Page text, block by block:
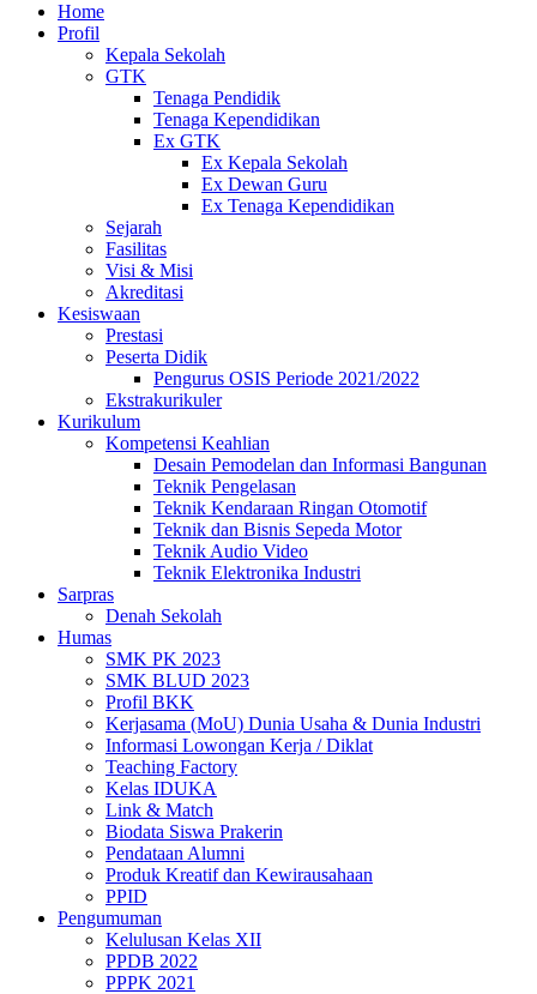
Home
Profil
Kepala Sekolah
GTK
Tenaga Pendidik
Tenaga Kependidikan
Ex GTK
Ex Kepala Sekolah
Ex Dewan Guru
Ex Tenaga Kependidikan
Sejarah
Fasilitas
Visi & Misi
Akreditasi
Kesiswaan
Prestasi
Peserta Didik
Pengurus OSIS Periode 2021/2022
Ekstrakurikuler
Kurikulum
Kompetensi Keahlian
Desain Pemodelan dan Informasi Bangunan
Teknik Pengelasan
Teknik Kendaraan Ringan Otomotif
Teknik dan Bisnis Sepeda Motor
Teknik Audio Video
Teknik Elektronika Industri
Sarpras
Denah Sekolah
Humas
SMK PK 2023
SMK BLUD 2023
Profil BKK
Kerjasama (MoU) Dunia Usaha & Dunia Industri
Informasi Lowongan Kerja / Diklat
Teaching Factory
Kelas IDUKA
Link & Match
Biodata Siswa Prakerin
Pendataan Alumni
Produk Kreatif dan Kewirausahaan
PPID
Pengumuman
Kelulusan Kelas XII
PPDB 2022
PPPK 2021